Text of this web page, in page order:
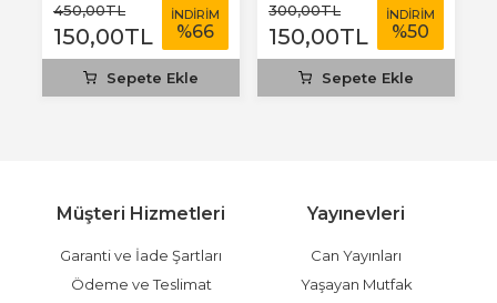
450,00TL
150,00TL
İNDİRİM
%66
Sepete Ekle
300,00TL
150,00TL
İNDİRİM
%50
Sepete Ekle
Müşteri Hizmetleri
Garanti ve İade Şartları
Ödeme ve Teslimat
Yayınevleri
Can Yayınları
Yaşayan Mutfak